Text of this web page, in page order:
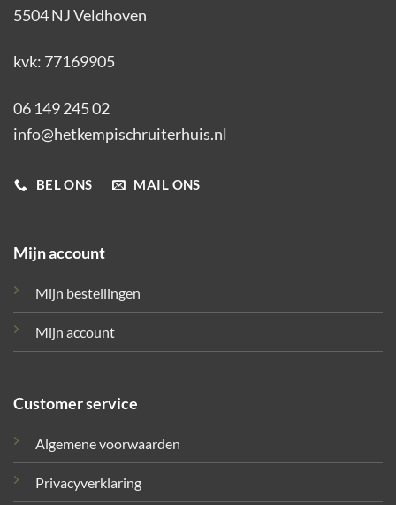
5504 NJ Veldhoven
kvk: 77169905
06 149 245 02
info@hetkempischruiterhuis.nl
BEL ONS MAIL ONS
Mijn account
Mijn bestellingen
Mijn account
Customer service
Algemene voorwaarden
Privacyverklaring